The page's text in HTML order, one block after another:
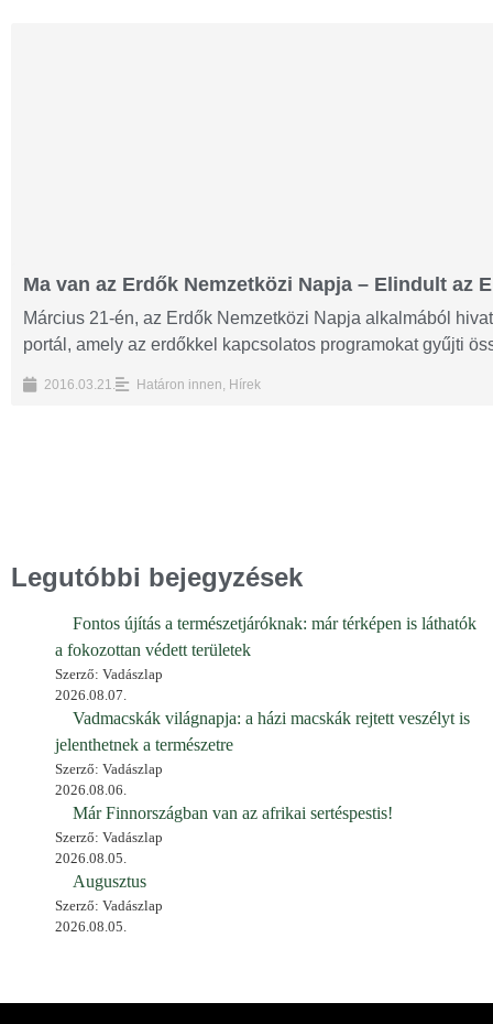
Ma van az Erdők Nemzetközi Napja – Elindult az
Március 21-én, az Erdők Nemzetközi Napja alkalmából
portál, amely az erdőkkel kapcsolatos programokat gyűjti
2016.03.21. Határon innen Hírek
Legutóbbi bejegyzések
Fontos újítás a természetjáróknak: már térképen is láthatók
a fokozottan védett területek
Szerző: Vadászlap
2026.08.07.
Vadmacskák világnapja: a házi macskák rejtett veszélyt is
jelenthetnek a természetre
Szerző: Vadászlap
2026.08.06.
Már Finnországban van az afrikai sertéspestis!
Szerző: Vadászlap
2026.08.05.
Augusztus
Szerző: Vadászlap
2026.08.05.